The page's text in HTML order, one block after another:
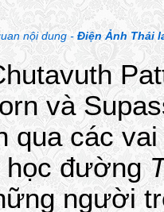
nội dung - Điện Ảnh Thái
và
qua các
học đường
người